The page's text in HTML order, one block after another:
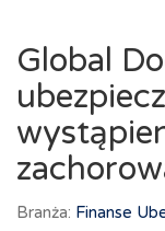
Global
Branża: Finanse